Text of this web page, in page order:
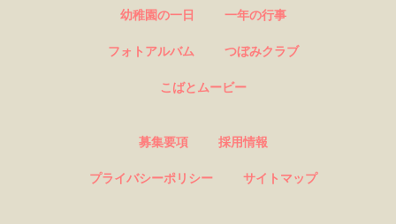
幼稚園の一日 一年の行事
フォトアルバム つぼみクラブ
こばとムービー
募集要項 採用情報
プライバシーポリシー サイトマップ